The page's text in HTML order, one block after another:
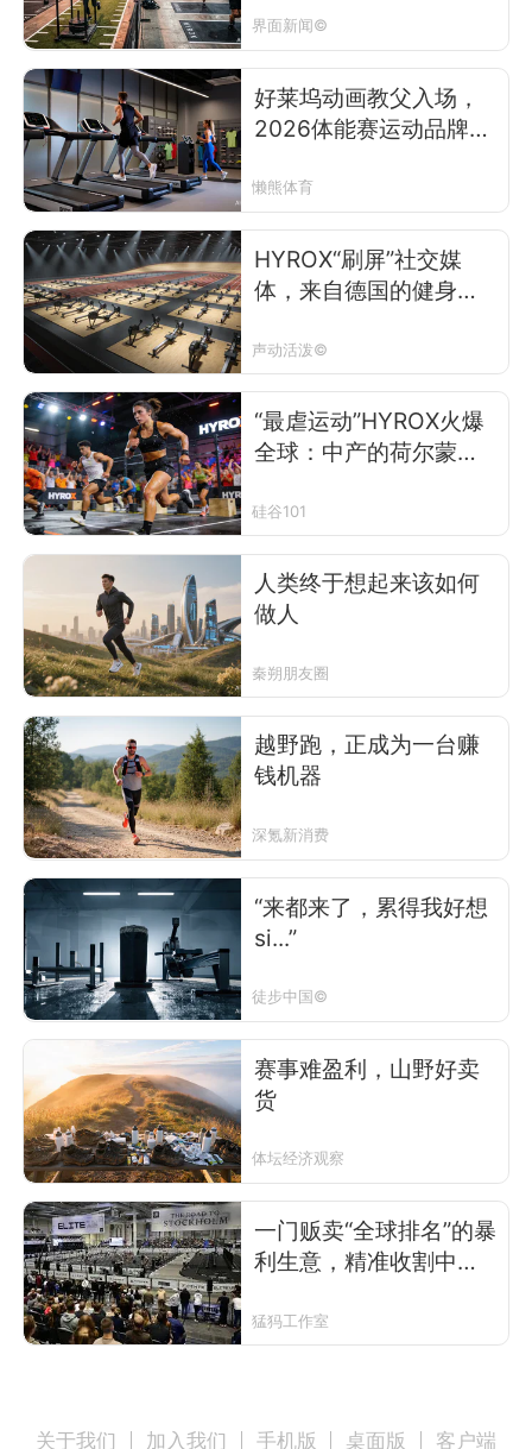
界面新闻©
好莱坞动画教父入场，
2026体能赛运动品牌大
懒熊体育
HYROX“刷屏”社交媒
体，来自德国的健身赛
声动活泼©
“最虐运动”HYROX火爆
全球：中产的荷尔蒙与
硅谷101
人类终于想起来该如何
做人
秦朔朋友圈
越野跑，正成为一台赚
钱机器
深氪新消费
“来都来了，累得我好想
si...”
徒步中国©
赛事难盈利，山野好卖
货
体坛经济观察
一门贩卖“全球排名”的暴
利生意，精准收割中产
猛犸工作室
关于我们 加入我们 手机版 桌面版 客户端